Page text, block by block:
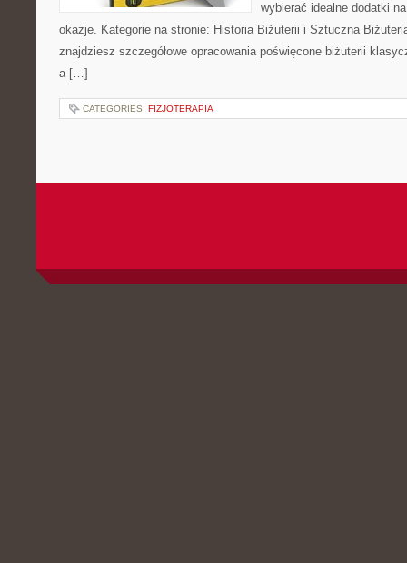
wybierać idealne dodatki
okazje. Kategorie na stronie: Historia Biżuterii i Sztuczna
znajdziesz szczegółowe opracowania poświęcone biżuterii
a […]
CATEGORIES: FIZJOTERAPIA